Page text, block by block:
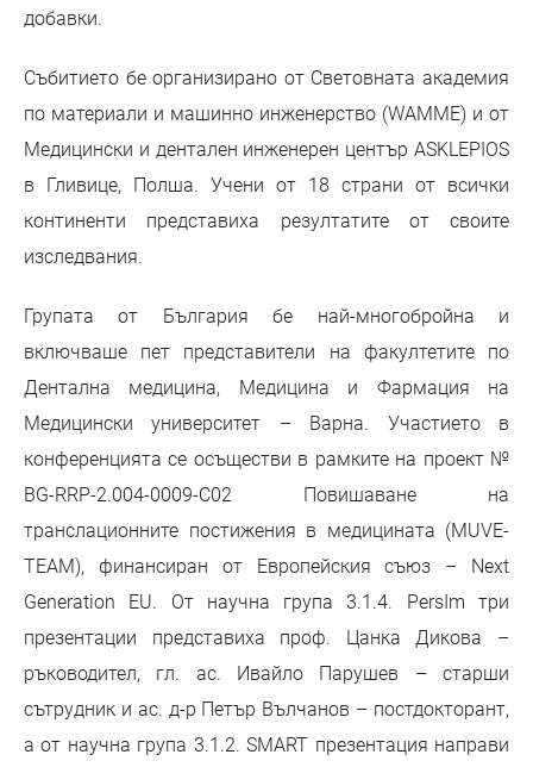
добавки.
Събитието бе организирано от Световната академия
по материали и машинно инженерство (WAMME) и от
Медицински и дентален инженерен център ASKLEPIOS
в Гливице, Полша. Учени от 18 страни от всички
континенти представиха резултатите от своите
изследвания.
Групата от България бе най-многобройна и
включваше пет представители на факултетите по
Дентална медицина, Медицина и Фармация на
Медицински университет – Варна. Участието в
конференцията се осъществи в рамките на проект №
BG-RRP-2.004-0009-C02 Повишаване на
транслационните постижения в медицината (MUVE-
TEAM), финансиран от Европейския съюз – Next
Generation EU. От научна група 3.1.4. PersIm три
презентации представиха проф. Цанка Дикова –
ръководител, гл. ас. Ивайло Парушев – старши
сътрудник и ас. д-р Петър Вълчанов – постдокторант,
а от научна група 3.1.2. SMART презентация направи